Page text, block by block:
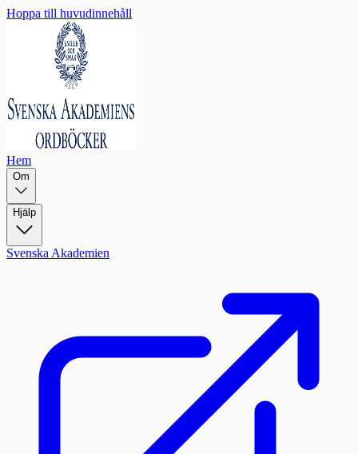
Hoppa till huvudinnehåll
Hem
Om
Hjälp
Svenska Akademien